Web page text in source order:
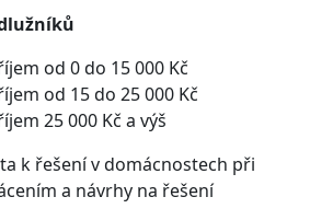
od 0 do 15 000 Kč
od 15 do 25 000 Kč
25 000 Kč a výš
k řešení v domácnostech při
a návrhy na řešení